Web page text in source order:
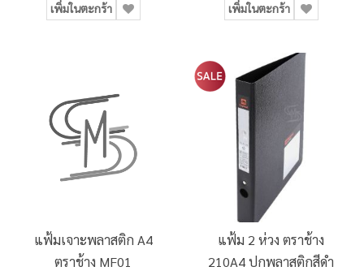
เพิ่มในตะกร้า เพิ่มในตะกร้า
แฟ้มเจาะพลาสติก A4
ตราช้าง MF01
แฟ้ม 2 ห่วง ตราช้าง
210A4 ปกพลาสติกสีดำ